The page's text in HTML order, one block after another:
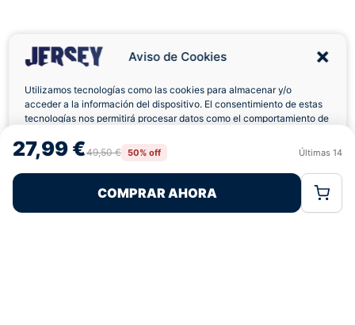
Aviso de Cookies
Utilizamos tecnologías como las cookies para almacenar y/o
acceder a la información del dispositivo. El consentimiento de estas
tecnologías nos permitirá procesar datos como el comportamiento de
retirar el consentimiento, puede afectar negativamente a ciertas
características y funciones.
Rechazar
Política de CookiesPolítica de Privacidad
27,99 €49,50 € 50% off Últimas 14
COMPRAR AHORA
Envíos a Domicilio Devolución 7 Días
Ofertas Sin Límites